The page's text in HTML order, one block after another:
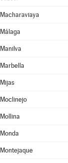
Macharaviaya
Málaga
Manilva
Marbella
Mijas
Moclinejo
Mollina
Monda
Montejaque